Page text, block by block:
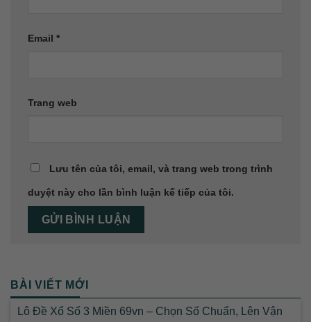
Email *
Trang web
Lưu tên của tôi, email, và trang web trong trình
duyệt này cho lần bình luận kế tiếp của tôi.
BÀI VIẾT MỚI
Lô Đề Xổ Số 3 Miền 69vn – Chọn Số Chuẩn, Lên Vận